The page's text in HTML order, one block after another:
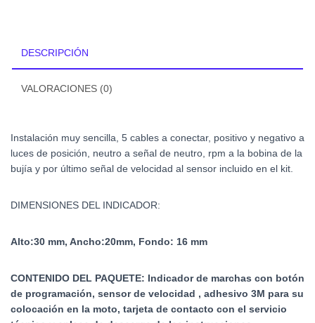
cantidad
DESCRIPCIÓN
VALORACIONES (0)
Instalación muy sencilla, 5 cables a conectar, positivo y negativo a
luces de posición, neutro a señal de neutro, rpm a la bobina de la
bujía y por último señal de velocidad al sensor incluido en el kit.
DIMENSIONES DEL INDICADOR:
Alto:30 mm, Ancho:20mm, Fondo: 16 mm
CONTENIDO DEL PAQUETE: Indicador de marchas con botón
de programación, sensor de velocidad , adhesivo 3M para su
colocación en la moto, tarjeta de contacto con el servicio